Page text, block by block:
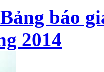
Bảng báo
2014